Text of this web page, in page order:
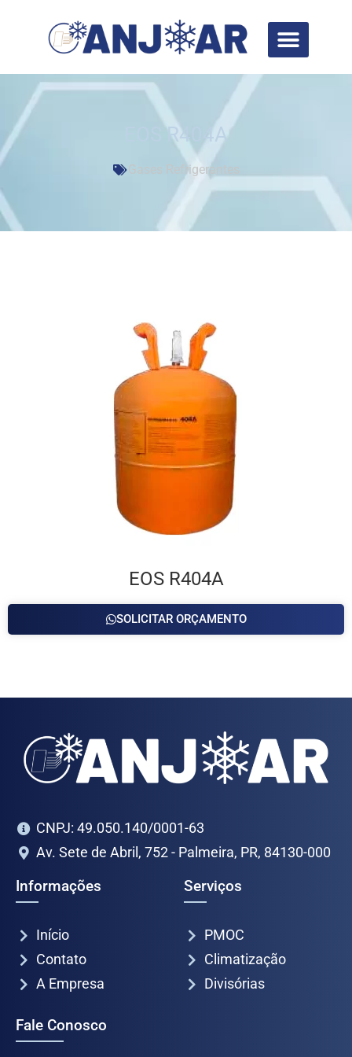
EOS R404A
Gases Refrigerantes
EOS R404A
SOLICITAR ORÇAMENTO
CNPJ: 49.050.140/0001-63
Av. Sete de Abril, 752 - Palmeira, PR, 84130-000
Informações
Início
Contato
A Empresa
Serviços
PMOC
Climatização
Divisórias
Fale Conosco